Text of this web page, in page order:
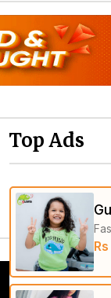
Top Ads